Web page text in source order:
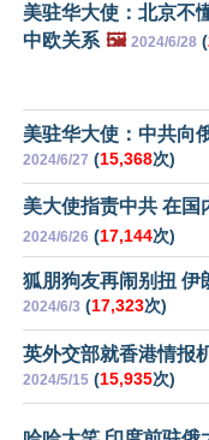
美驻华大使：北京不
中欧关系 🖼️ 2024/6/28 (
美驻华大使：中共向
2024/6/27 (15,368次)
美大使指责中共 在国
2024/6/26 (17,144次)
狐朋狗友再闹别扭 伊
2024/6/3 (17,323次)
英外交部就香港情报
2024/5/15 (15,935次)